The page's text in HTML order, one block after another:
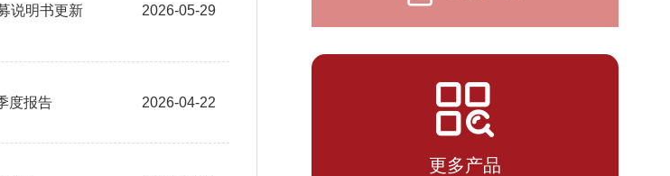
1.0296
更多产品